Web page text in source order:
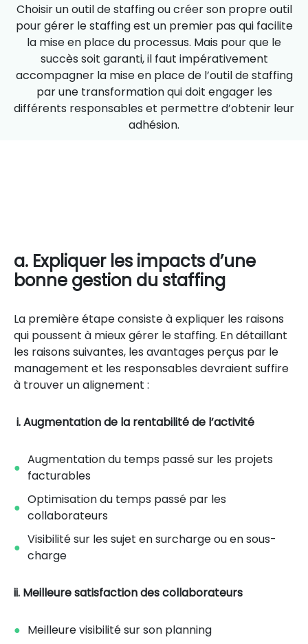
Choisir un outil de staffing ou créer son propre outil
pour gérer le staffing est un premier pas qui facilite
la mise en place du processus. Mais pour que le
succès soit garanti, il faut impérativement
accompagner la mise en place de l’outil de staffing
par une transformation qui doit engager les
différents responsables et permettre d’obtenir leur
adhésion.
a. Expliquer les impacts d’une
bonne gestion du staffing
La première étape consiste à expliquer les raisons
qui poussent à mieux gérer le staffing. En détaillant
les raisons suivantes, les avantages perçus par le
management et les responsables devraient suffire
à trouver un alignement :
i. Augmentation de la rentabilité de l’activité
Augmentation du temps passé sur les projets
facturables
Optimisation du temps passé par les
collaborateurs
Visibilité sur les sujet en surcharge ou en sous-
charge
ii. Meilleure satisfaction des collaborateurs
Meilleure visibilité sur son planning